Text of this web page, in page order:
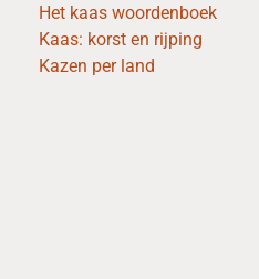
Het kaas woordenboek
Kaas: korst en rijping
Kazen per land